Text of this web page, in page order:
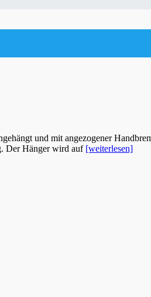
und mit angezogener
Der Hänger wird auf [weiterlesen]